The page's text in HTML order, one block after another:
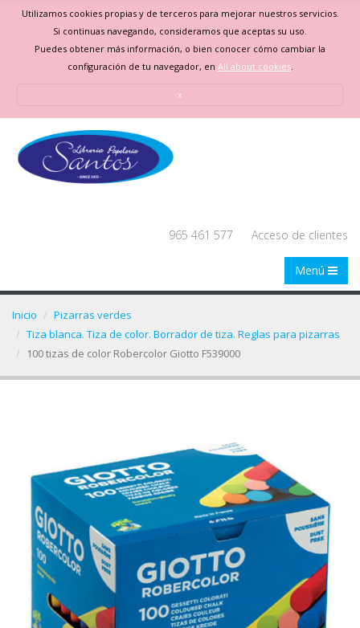
Utilizamos cookies propias y de terceros para mejorar nuestros servicios.
Si continuas navegando, consideramos que aceptas su uso.
Puedes obtener más información, o bien conocer cómo cambiar la
configuración de tu navegador, en All about cookies.
x
965 461 577 Acceso de clientes
Menú
Inicio
Pizarras verdes
Tiza blanca. Tiza de color. Borrador de tiza. Reglas para pizarras
100 tizas de color Robercolor Giotto F539000